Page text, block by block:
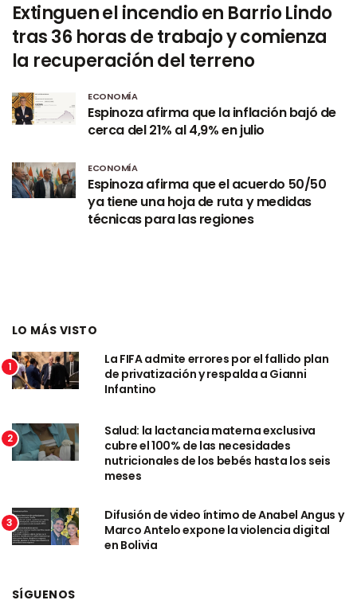
Extinguen el incendio en Barrio Lindo
tras 36 horas de trabajo y comienza
la recuperación del terreno
ECONOMÍA
Espinoza afirma que la inflación bajó de
cerca del 21% al 4,9% en julio
ECONOMÍA
Espinoza afirma que el acuerdo 50/50
ya tiene una hoja de ruta y medidas
técnicas para las regiones
LO MÁS VISTO
1
La FIFA admite errores por el fallido plan
de privatización y respalda a Gianni
Infantino
2
Salud: la lactancia materna exclusiva
cubre el 100% de las necesidades
nutricionales de los bebés hasta los seis
meses
3
Difusión de video íntimo de Anabel Angus y
Marco Antelo expone la violencia digital
en Bolivia
SÍGUENOS